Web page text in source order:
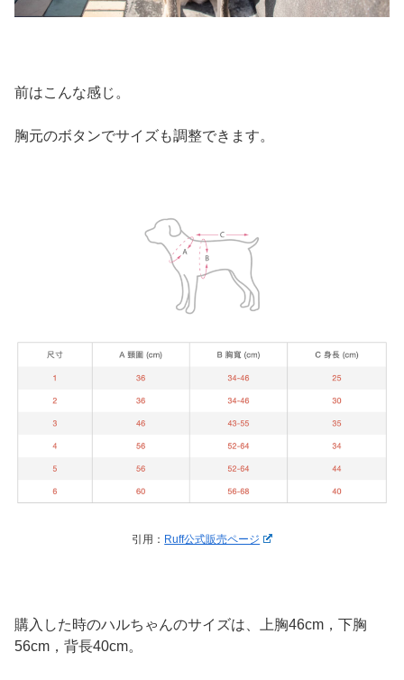
前はこんな感じ。
胸元のボタンでサイズも調整できます。
引用： Ruff公式販売ページ
購入した時のハルちゃんのサイズは、上胸46cm，下胸
56cm，背長40cm。